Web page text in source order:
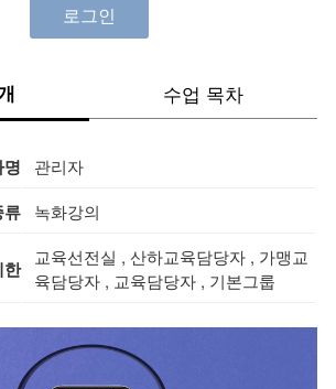
로그인
수업 목차
관리자
류 녹화강의
한
교육선전실 , 산하교육담당자 , 가맹교
육담당자 , 교육담당자 , 기본그룹